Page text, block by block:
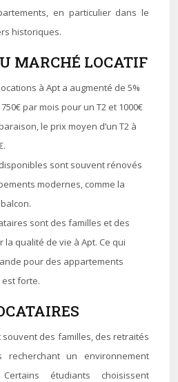
en particulier dans le
historiques.
MARCHÉ LOCATIF
à Apt a augmenté de 5%
par mois pour un T2 et 1000€
le prix moyen d’un T2 à
sont souvent rénovés
modernes, comme la
sont des familles et des
qualité de vie à Apt. Ce qui
pour des appartements
est forte.
souvent des familles, des retraités
recherchant un environnement
étudiants choisissent